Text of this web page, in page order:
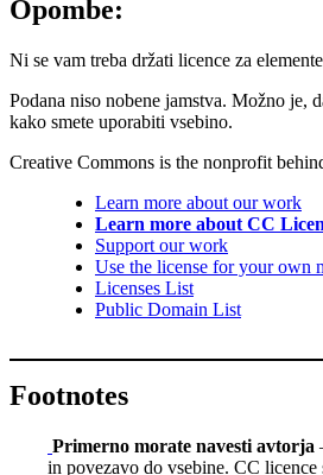
Opombe:
Ni se vam treba držati licence za
Podana niso nobene jamstva. Možno je,
kako smete uporabiti vsebino.
Creative Commons is the nonprofit
Learn more about our work
Learn more about CC
Support our work
Use the license for your own
Licenses List
Public Domain List
Footnotes
Primerno morate navesti avtorja
in povezavo do vsebine. CC